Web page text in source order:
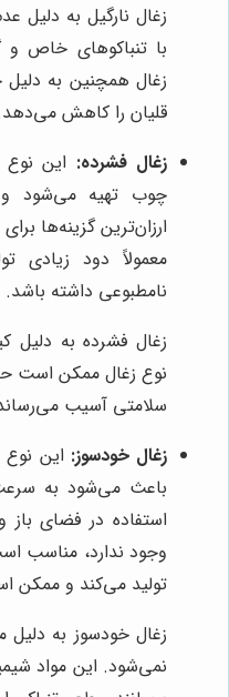
زغال نارگیل به دلیل
با تنباکوهای خاص
زغال همچنین به دلیل
قلیان را کاهش
زغال فشرده: این
چوب تهیه می‌شود و
ارزان‌ترین گزینه‌ها
معمولاً دود
نامطبوعی داشته باشد.
زغال فشرده به دلیل
نوع زغال ممکن است
سلامتی آسیب
زغال خودسوز: این
باعث می‌شود به
استفاده در فضای
وجود ندارد، مناسب
تولید می‌کند و ممکن
زغال خودسوز به دلیل
نمی‌شود. این مواد